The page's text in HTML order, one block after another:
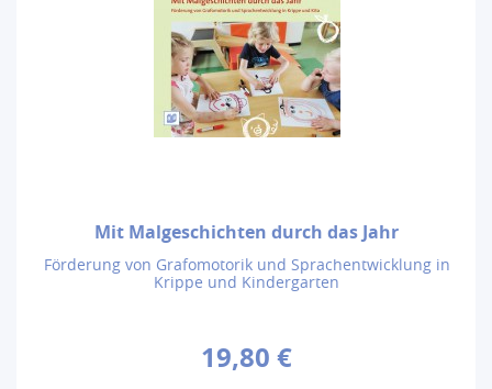
Mit Malgeschichten durch das Jahr
Förderung von Grafomotorik und Sprachentwicklung in
Krippe und Kindergarten
19,80 €